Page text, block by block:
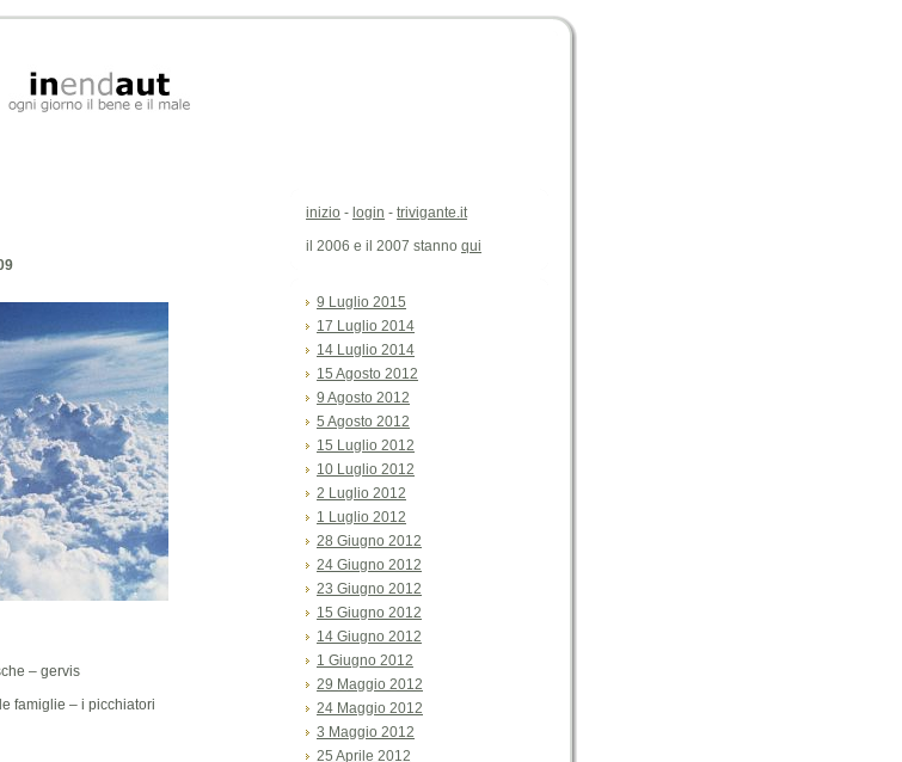
– gervis
famiglie – i picchiatori
inizio - login - trivigante.it
il 2006 e il 2007 stanno qui
9 Luglio 2015
17 Luglio 2014
14 Luglio 2014
15 Agosto 2012
9 Agosto 2012
5 Agosto 2012
15 Luglio 2012
10 Luglio 2012
2 Luglio 2012
1 Luglio 2012
28 Giugno 2012
24 Giugno 2012
23 Giugno 2012
15 Giugno 2012
14 Giugno 2012
1 Giugno 2012
29 Maggio 2012
24 Maggio 2012
3 Maggio 2012
25 Aprile 2012